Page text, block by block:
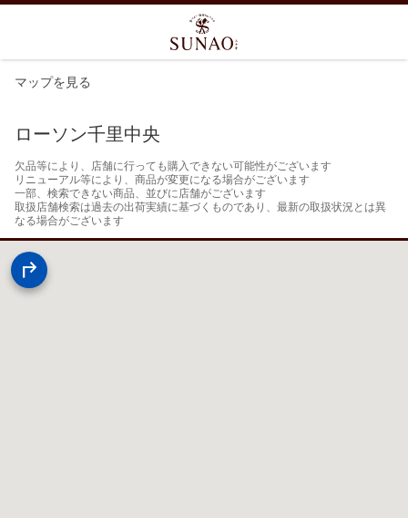
マップを見る
ローソン千里中央
欠品等により、店舗に行っても購入できない可能性がございます
リニューアル等により、商品が変更になる場合がございます
一部、検索できない商品、並びに店舗がございます
取扱店舗検索は過去の出荷実績に基づくものであり、最新の取扱状況とは異
なる場合がございます